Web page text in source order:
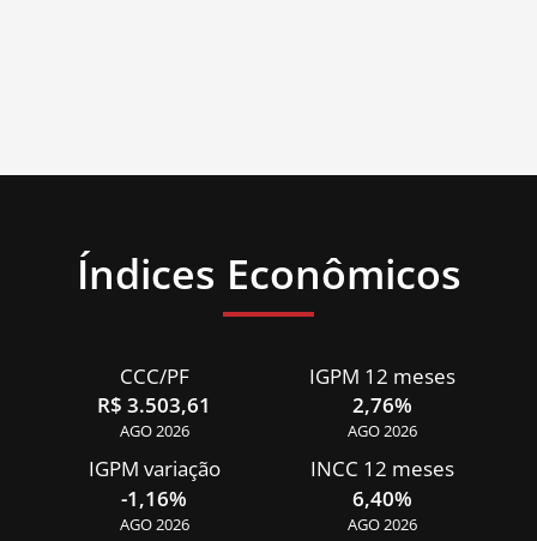
Índices Econômicos
CCC/PF
R$ 3.503,61
AGO 2026
IGPM 12 meses
2,76%
AGO 2026
IGPM variação
-1,16%
AGO 2026
INCC 12 meses
6,40%
AGO 2026